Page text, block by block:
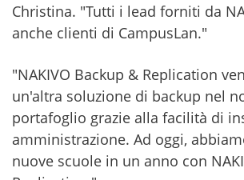
Christina. "Tutti i lead forniti da
anche clienti di CampusLan."
"NAKIVO Backup & Replication
un'altra soluzione di backup nel
portafoglio grazie alla facilità di
amministrazione. Ad oggi,
nuove scuole in un anno con